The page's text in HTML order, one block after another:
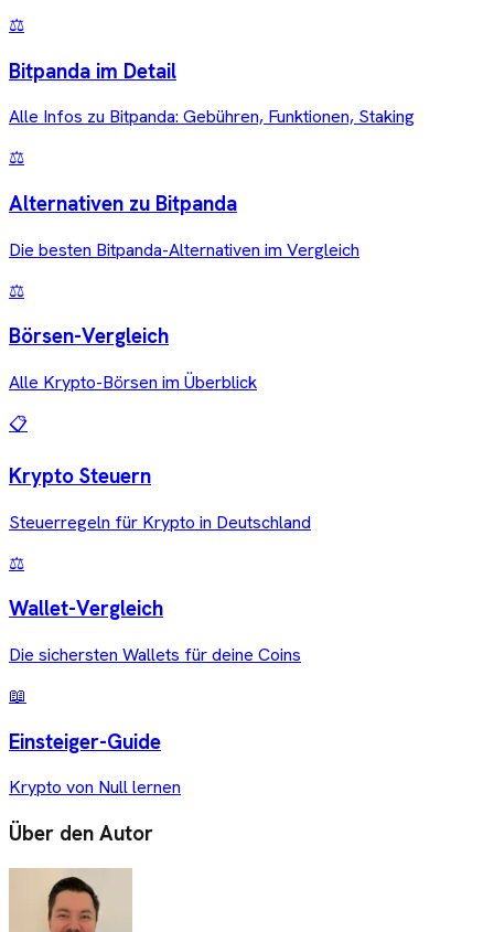
⚖️
Bitpanda im Detail
Alle Infos zu Bitpanda: Gebühren, Funktionen, Staking
⚖️
Alternativen zu Bitpanda
Die besten Bitpanda-Alternativen im Vergleich
⚖️
Börsen-Vergleich
Alle Krypto-Börsen im Überblick
📋
Krypto Steuern
Steuerregeln für Krypto in Deutschland
⚖️
Wallet-Vergleich
Die sichersten Wallets für deine Coins
📖
Einsteiger-Guide
Krypto von Null lernen
Über den Autor